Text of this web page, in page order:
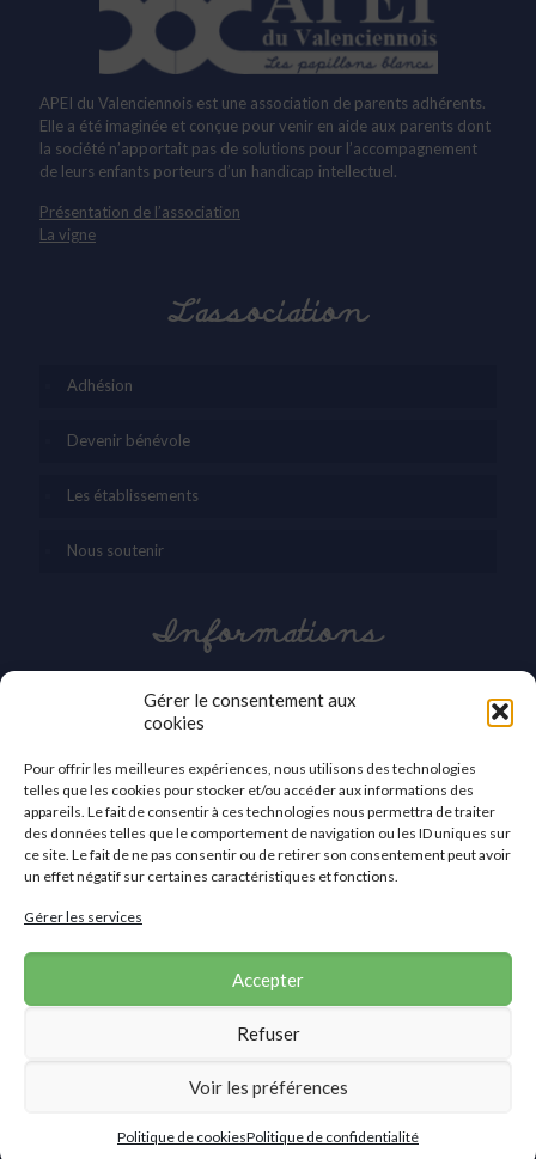
Gérer le consentement aux
cookies
Pour offrir les meilleures expériences, nous utilisons des technologies
telles que les cookies pour stocker et/ou accéder aux informations des
appareils. Le fait de consentir à ces technologies nous permettra de traiter
des données telles que le comportement de navigation ou les ID uniques sur
ce site. Le fait de ne pas consentir ou de retirer son consentement peut avoir
un effet négatif sur certaines caractéristiques et fonctions.
Gérer les services
Accepter
Refuser
Voir les préférences
Politique de cookiesPolitique de confidentialité
APEI du Valenciennois est une association de parents adhérents.
Elle a été imaginée et conçue pour venir en aide aux parents dont
la société n’apportait pas de solutions pour l’accompagnement
de leurs enfants porteurs d’un handicap intellectuel.
Présentation de l’association
La vigne
L’association
Adhésion
Devenir bénévole
Les établissements
Nous soutenir
Informations
03 27 42 86 30
APEI du Valenciennois
2a, avenue des Sports
59410 Anzin
Nous contacter
Mentions légales |Politique de confidentialité